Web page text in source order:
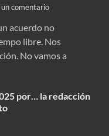
comentario
acuerdo no
libre. Nos
No vamos a
por… la redacción